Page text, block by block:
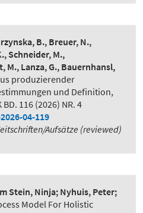
B., Breuer, N.,
Schneider, M.,
Lanza, G., Bauernhansl,
produzierender
und Definition,
BD. 116 (2026) NR. 4
04-119
Aufsätze (reviewed)
Stein, Ninja; Nyhuis, Peter;
Model For Holistic